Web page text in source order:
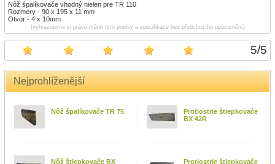
5/5
Nejprohlíženější
Nôž špalíkovače TR 75
Protiostrie štiepkovače
BX 42R
Nôž štiepkovače BX
Protiostrie štiepkovače
Nôž špalíkovače vhodný nielen pre TR 110
Rozmery - 90 x 195 x 11 mm
Otvor - 4 x 10mm
(vyhrazujeme si právo měnit tyto popisy a specifikace bez předchozího upozornění)